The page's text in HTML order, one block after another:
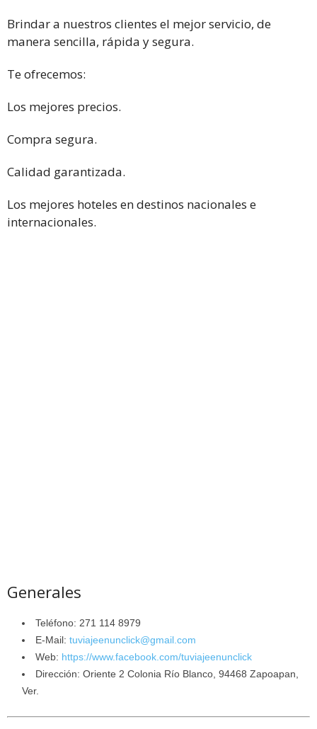
Brindar a nuestros clientes el mejor servicio, de
manera sencilla, rápida y segura.
Te ofrecemos:
Los mejores precios.
Compra segura.
Calidad garantizada.
Los mejores hoteles en destinos nacionales e
internacionales.
Generales
Teléfono: 271 114 8979
E-Mail: tuviajeenunclick@gmail.com
Web: https://www.facebook.com/tuviajeenunclick
Dirección: Oriente 2 Colonia Río Blanco, 94468 Zapoapan,
Ver.